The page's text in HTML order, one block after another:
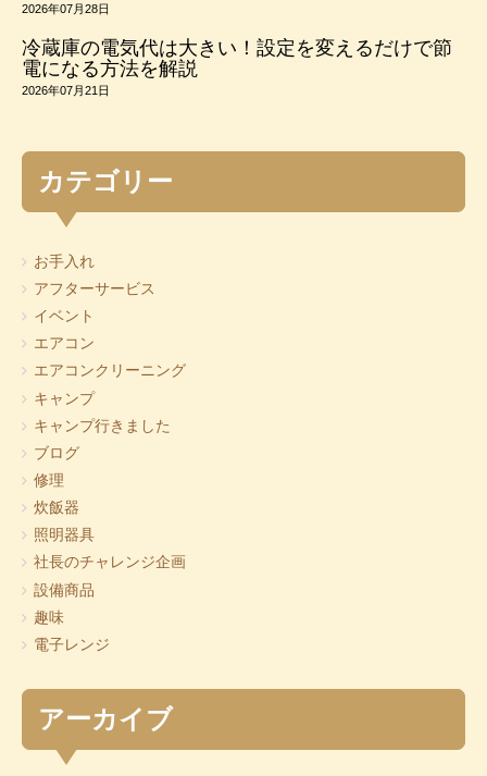
2026年07月28日
冷蔵庫の電気代は大きい！設定を変えるだけで節
電になる方法を解説
2026年07月21日
カテゴリー
お手入れ
アフターサービス
イベント
エアコン
エアコンクリーニング
キャンプ
キャンプ行きました
ブログ
修理
炊飯器
照明器具
社長のチャレンジ企画
設備商品
趣味
電子レンジ
アーカイブ